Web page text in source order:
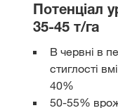
Потенціал
35-45 т/га
В червні в
стиглості
40%
50-55%